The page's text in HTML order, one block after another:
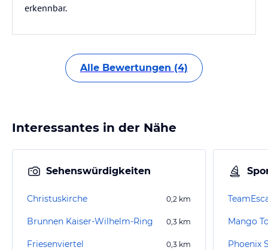
erkennbar.
Alle Bewertungen (4)
Interessantes in der Nähe
Sehenswürdigkeiten
Christuskirche 0,2 km
Brunnen Kaiser-Wilhelm-Ring 0,3 km
Friesenviertel 0,3 km
Mango
Phoenix